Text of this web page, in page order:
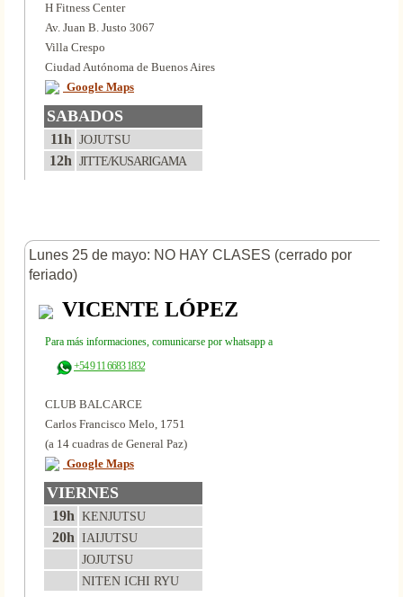
H Fitness Center
Av. Juan B. Justo 3067
Villa Crespo
Ciudad Autónoma de Buenos Aires
Google Maps
SABADOS
11h JOJUTSU
12h JITTE/KUSARIGAMA
Lunes 25 de mayo: NO HAY CLASES (cerrado por
feriado)
VICENTE LÓPEZ
Para más informaciones, comunicarse por whatsapp a
+54 9 11 6683 1832
CLUB BALCARCE
Carlos Francisco Melo, 1751
(a 14 cuadras de General Paz)
Google Maps
VIERNES
19h KENJUTSU
20h IAIJUTSU
JOJUTSU
NITEN ICHI RYU